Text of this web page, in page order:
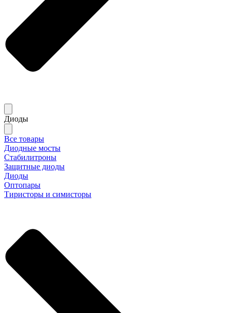
Диоды
Все товары
Диодные мосты
Стабилитроны
Защитные диоды
Диоды
Оптопары
Тиристоры и симисторы